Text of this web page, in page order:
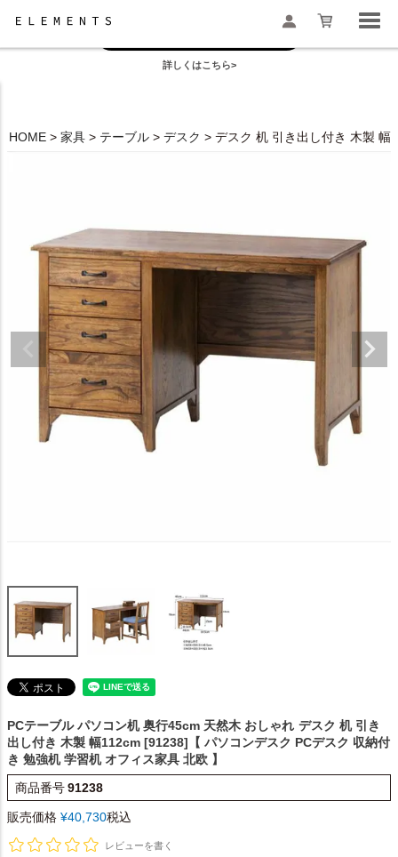
お盆の模様替えは今がおすすめ！
詳しくはこちら>
HOME 家具 テーブル デスク デスク 机 引き出し付き 木製 幅
PCテーブル パソコン机 奥行45cm 天然木 おしゃれ デスク 机 引き
出し付き 木製 幅112cm [91238]【 パソコンデスク PCデスク 収納付
き 勉強机 学習机 オフィス家具 北欧 】
商品番号91238
販売価格 ¥40,730税込
レビューを書く